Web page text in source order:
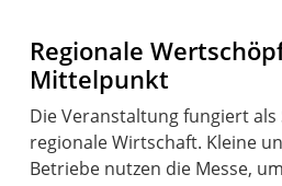
Regionale
Mittelpunkt
Die Veranstaltung fungiert
regionale Wirtschaft. Kleine
Betriebe nutzen die Messe,